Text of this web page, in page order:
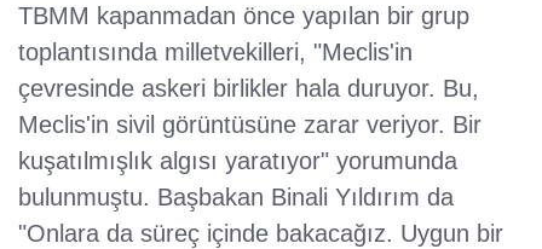
TBMM kapanmadan önce yapılan bir grup
toplantısında milletvekilleri, "Meclis'in
çevresinde askeri birlikler hala duruyor. Bu,
Meclis'in sivil görüntüsüne zarar veriyor. Bir
kuşatılmışlık algısı yaratıyor" yorumunda
bulunmuştu. Başbakan Binali Yıldırım da
"Onlara da süreç içinde bakacağız. Uygun bir